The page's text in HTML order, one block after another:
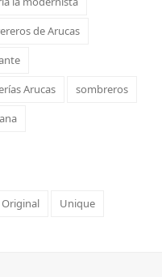
de Arucas
Arucas
sombreros
Original Unique